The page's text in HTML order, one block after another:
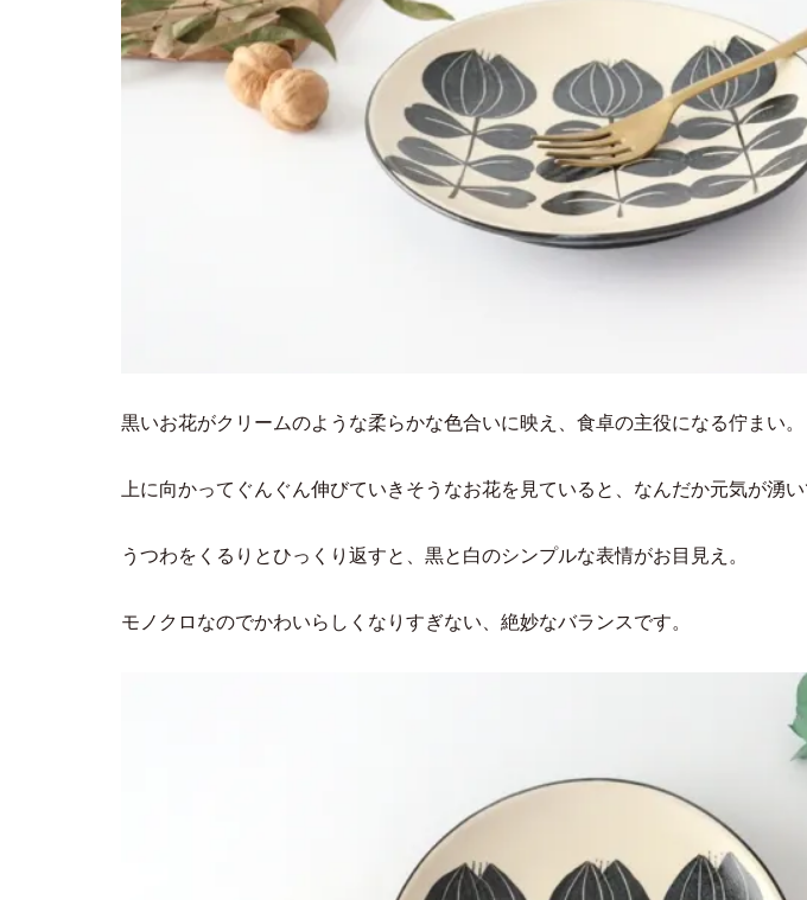
黒いお花がクリームのような柔らかな色合いに映え、食卓の主役になる佇まい。
上に向かってぐんぐん伸びていきそうなお花を見ていると、なんだか元気が湧い
うつわをくるりとひっくり返すと、黒と白のシンプルな表情がお目見え。
モノクロなのでかわいらしくなりすぎない、絶妙なバランスです。